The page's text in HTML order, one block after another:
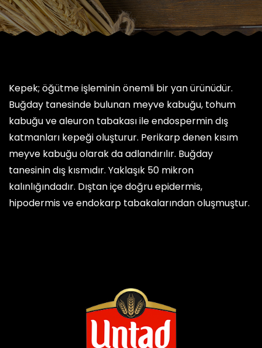
Kepek; öğütme işleminin önemli bir yan ürünüdür.
Buğday tanesinde bulunan meyve kabuğu, tohum
kabuğu ve aleuron tabakası ile endospermin dış
katmanları kepeği oluşturur. Perikarp denen kısım
meyve kabuğu olarak da adlandırılır. Buğday
tanesinin dış kısmıdır. Yaklaşık 50 mikron
kalınlığındadır. Dıştan içe doğru epidermis,
hipodermis ve endokarp tabakalarından oluşmuştur.